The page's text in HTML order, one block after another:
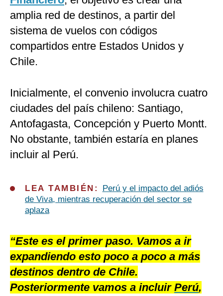
amplia red de destinos, a partir del
sistema de vuelos con códigos
compartidos entre Estados Unidos y
Chile.
Inicialmente, el convenio involucra cuatro
ciudades del país chileno: Santiago,
Antofagasta, Concepción y Puerto Montt.
No obstante, también estaría en planes
incluir al Perú.
LEA TAMBIÉN:
Perú y el impacto del adiós
de Viva, mientras recuperación del sector se
aplaza
“Este es el primer paso. Vamos a ir
expandiendo esto poco a poco a más
destinos dentro de Chile.
Posteriormente vamos a incluir Perú,